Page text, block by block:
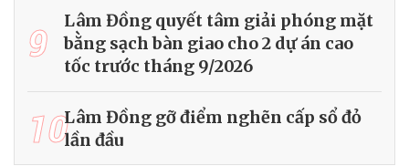
9
Lâm Đồng quyết tâm giải phóng mặt
bằng sạch bàn giao cho 2 dự án cao
tốc trước tháng 9/2026
10Lâm Đồng gỡ điểm nghẽn cấp sổ đỏ
lần đầu